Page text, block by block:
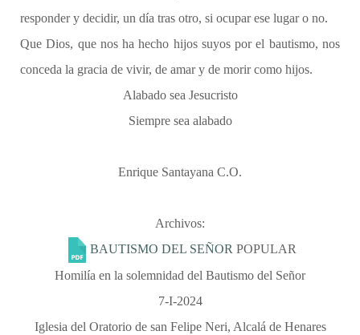
responder y decidir, un día tras otro, si ocupar ese lugar o no.
Que Dios, que nos ha hecho hijos suyos por el bautismo, nos
conceda la gracia de vivir, de amar y de morir como hijos.
Alabado sea Jesucristo
Siempre sea alabado
Enrique Santayana C.O.
Archivos:
BAUTISMO DEL SEÑOR POPULAR
Homilía en la solemnidad del Bautismo del Señor
7-I-2024
Iglesia del Oratorio de san Felipe Neri, Alcalá de Henares